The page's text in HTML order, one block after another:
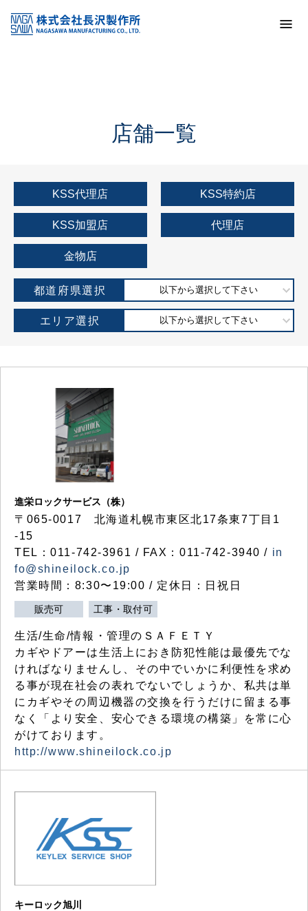
KSS加盟店・取扱店情報
店舗一覧
店舗一覧
KSS代理店 KSS特約店
KSS加盟店 代理店
金物店
都道府県選択 以下から選択して下さい
エリア選択 以下から選択して下さい
進栄ロックサービス（株）
〒065-0017 北海道札幌市東区北17条東7丁目1
-15
TEL：011-742-3961 / FAX：011-742-3940 / in
fo@shineilock.co.jp
営業時間：8:30〜19:00 / 定休日：日祝日
販売可 工事・取付可
生活/生命/情報・管理のＳＡＦＥＴＹ
カギやドアーは生活上におき防犯性能は最優先でな
ければなりませんし、その中でいかに利便性を求め
る事が現在社会の表れでないでしょうか、私共は単
にカギやその周辺機器の交換を行うだけに留まる事
なく「より安全、安心できる環境の構築」を常に心
がけております。
http://www.shineilock.co.jp
キーロック旭川